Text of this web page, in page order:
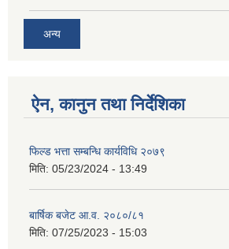
अन्य
ऐन, कानुन तथा निर्देशिका
फिल्ड भत्ता सम्बन्धि कार्यविधि २०७९
मिति: 05/23/2024 - 13:49
बार्षिक बजेट आ.व. २०८०/८१
मिति: 07/25/2023 - 15:03